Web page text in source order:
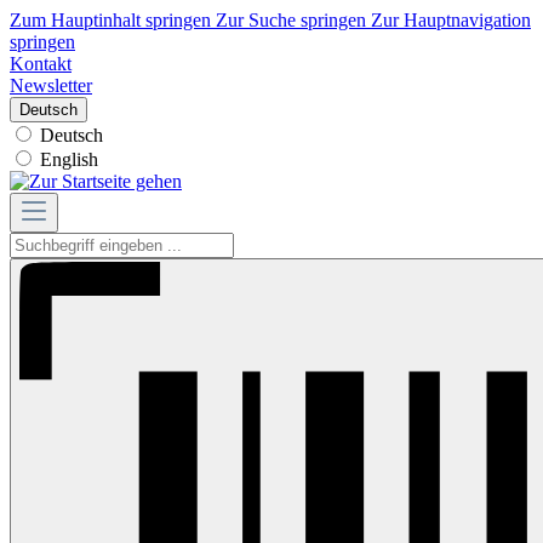
Zum Hauptinhalt springen Zur Suche springen Zur Hauptnavigation
springen
Kontakt
Newsletter
Deutsch
Deutsch
English